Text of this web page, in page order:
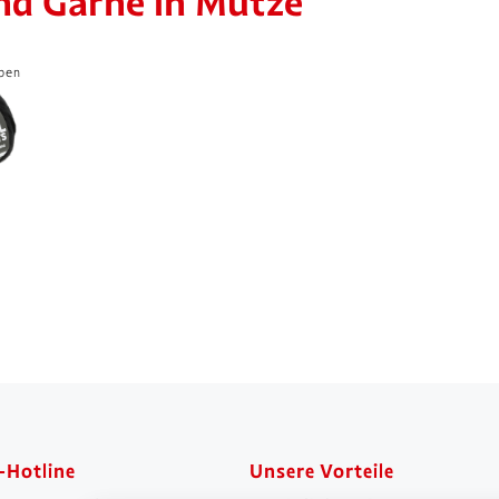
Hotline
Unsere Vorteile